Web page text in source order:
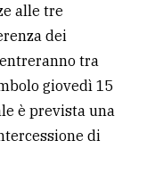
alle tre
dei
tra
giovedì 15
è prevista una
di